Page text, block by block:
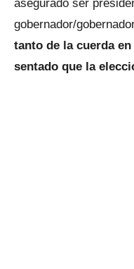
asegurado ser
gobernador/
tanto de la cuerda
sentado que la